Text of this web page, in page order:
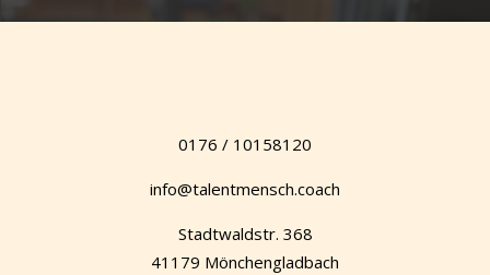
0176 / 10158120
info@talentmensch.coach
Stadtwaldstr. 368
41179 Mönchengladbach